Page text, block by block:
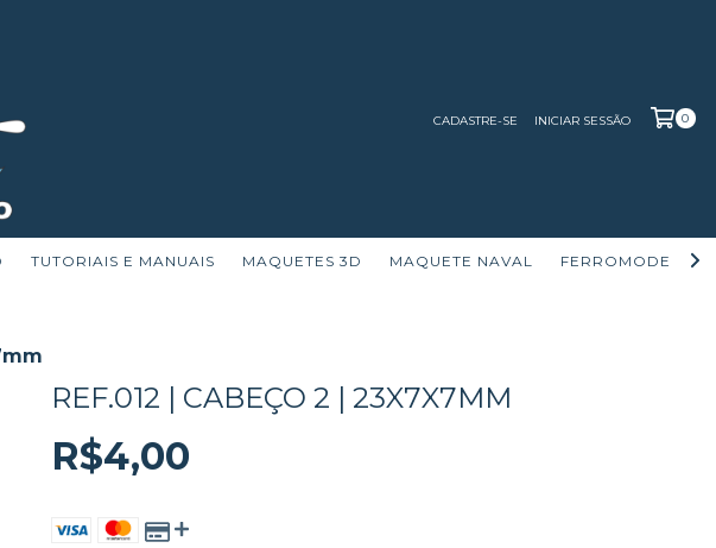
CADASTRE-SE INICIAR SESSÃO 0
TUTORIAIS E MANUAIS MAQUETES 3D MAQUETE NAVAL
REF.012 | CABEÇO 2 | 23X7X7MM
R$4,00